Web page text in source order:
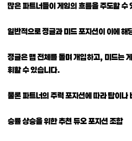
많은 파트너들이 게임의 흐름을 주도할 수
일반적으로 정글과 미드 포지션이 이에 해
정글은 맵 전체를 돌며 개입하고, 미드는
휘할 수 있습니다.
물론 파트너의 주력 포지션에 따라 탑이나
승률 상승을 위한 추천 듀오 포지션 조합